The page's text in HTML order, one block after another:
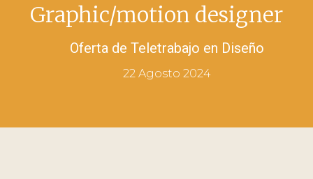
Graphic/motion designer
Oferta de Teletrabajo en Diseño
22 Agosto 2024